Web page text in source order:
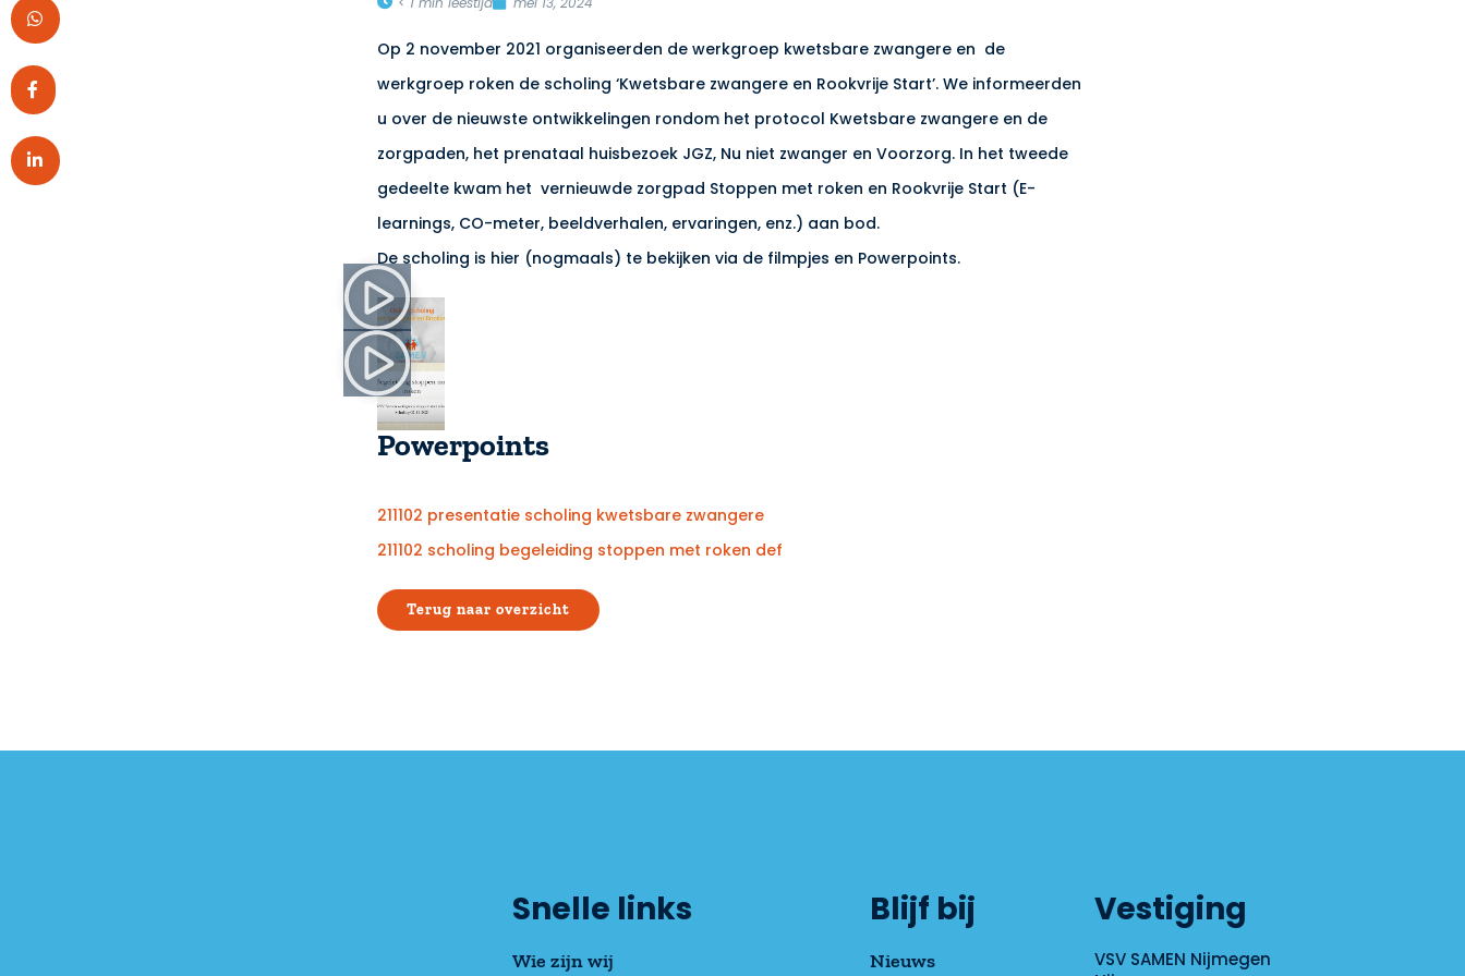
Op 2 november 2021 organiseerden de werkgroep kwetsbare zwangere en de
werkgroep roken de scholing ‘Kwetsbare zwangere en Rookvrije Start’. We informeerden
u over de nieuwste ontwikkelingen rondom het protocol Kwetsbare zwangere en de
zorgpaden, het prenataal huisbezoek JGZ, Nu niet zwanger en Voorzorg. In het tweede
gedeelte kwam het vernieuwde zorgpad Stoppen met roken en Rookvrije Start (E-
learnings, CO-meter, beeldverhalen, ervaringen, enz.) aan bod.
De scholing is hier (nogmaals) te bekijken via de filmpjes en Powerpoints.
Powerpoints
211102 presentatie scholing kwetsbare zwangere
211102 scholing begeleiding stoppen met roken def
Terug naar overzicht
Snelle links
Wie zijn wij
Blijf bij
Nieuws
Vestiging
VSV SAMEN Nijmegen